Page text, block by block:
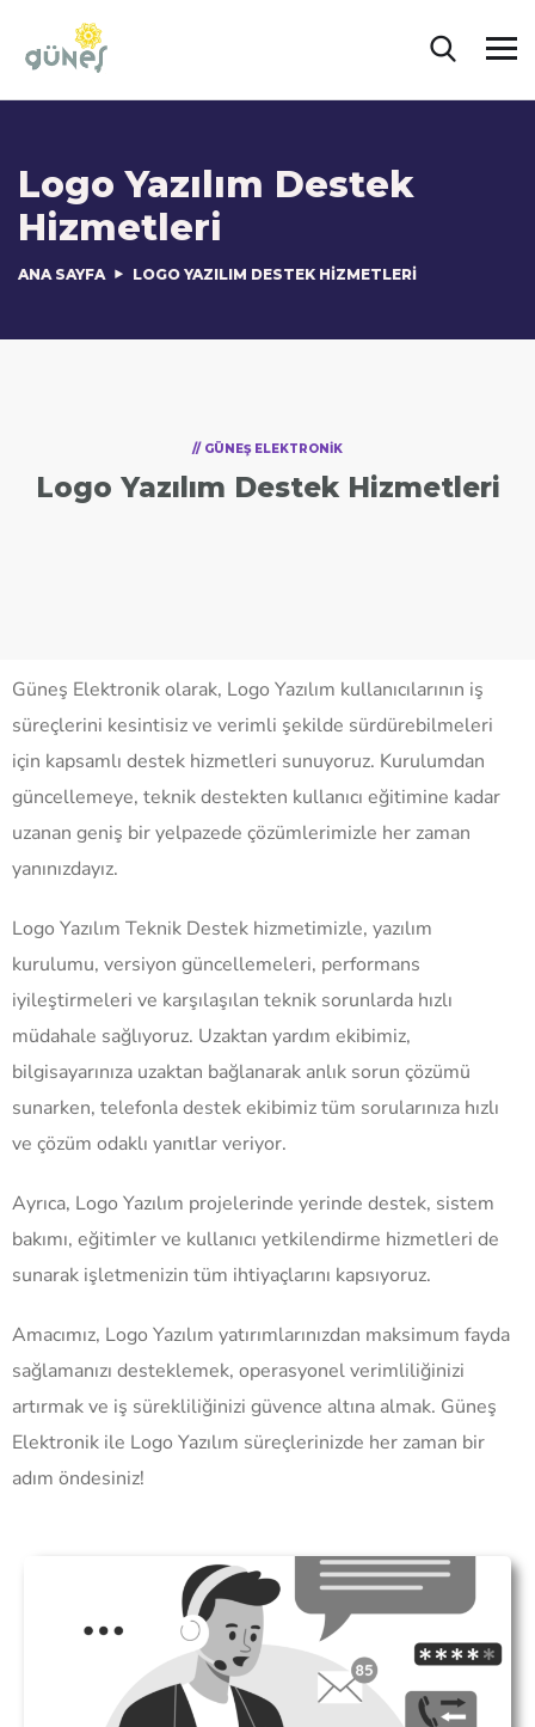
Logo Yazılım Destek
Hizmetleri
ANA SAYFA LOGO YAZILIM DESTEK HIZMETLERI
// GÜNEŞ ELEKTRONİK
Logo Yazılım Destek Hizmetleri
Güneş Elektronik olarak, Logo Yazılım kullanıcılarının iş
süreçlerini kesintisiz ve verimli şekilde sürdürebilmeleri
için kapsamlı destek hizmetleri sunuyoruz. Kurulumdan
güncellemeye, teknik destekten kullanıcı eğitimine kadar
uzanan geniş bir yelpazede çözümlerimizle her zaman
yanınızdayız.
Logo Yazılım Teknik Destek hizmetimizle, yazılım
kurulumu, versiyon güncellemeleri, performans
iyileştirmeleri ve karşılaşılan teknik sorunlarda hızlı
müdahale sağlıyoruz. Uzaktan yardım ekibimiz,
bilgisayarınıza uzaktan bağlanarak anlık sorun çözümü
sunarken, telefonla destek ekibimiz tüm sorularınıza hızlı
ve çözüm odaklı yanıtlar veriyor.
Ayrıca, Logo Yazılım projelerinde yerinde destek, sistem
bakımı, eğitimler ve kullanıcı yetkilendirme hizmetleri de
sunarak işletmenizin tüm ihtiyaçlarını kapsıyoruz.
Amacımız, Logo Yazılım yatırımlarınızdan maksimum fayda
sağlamanızı desteklemek, operasyonel verimliliğinizi
artırmak ve iş sürekliliğinizi güvence altına almak. Güneş
Elektronik ile Logo Yazılım süreçlerinizde her zaman bir
adım öndesiniz!